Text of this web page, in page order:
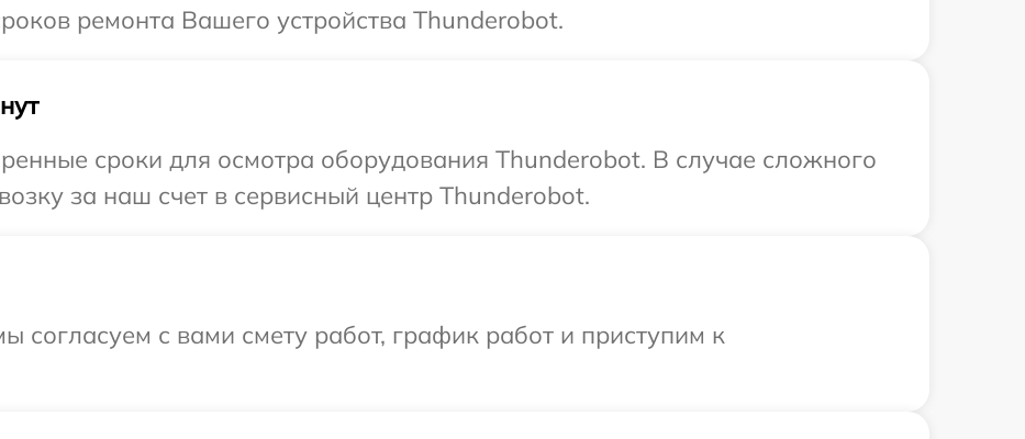
ремонта Вашего устройства Thunderobot.
сроки для осмотра оборудования Thunderobot. В случае сложного
за наш счет в сервисный центр Thunderobot.
согласуем с вами смету работ, график работ и приступим к